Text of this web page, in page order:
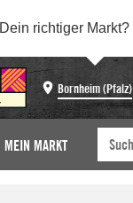
Dein richtiger Markt?
Bornheim (Pfalz)
MEIN MARKT